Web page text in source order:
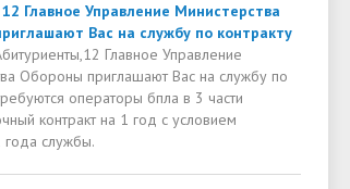
12 Главное Управление Министерства
Вас на службу по контракту
Главное Управление
Обороны приглашают Вас на службу по
операторы бпла в 3 части
контракт на 1 год с условием
года службы.